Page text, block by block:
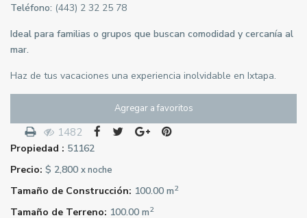
Teléfono: (443) 2 32 25 78
Ideal para familias o grupos que buscan comodidad y cercanía al
mar.
Haz de tus vacaciones una experiencia inolvidable en Ixtapa.
Agregar a favoritos
1482
Propiedad : 51162
Precio: $ 2,800 x noche
Tamaño de Construcción: 100.00 m2
Tamaño de Terreno: 100.00 m2